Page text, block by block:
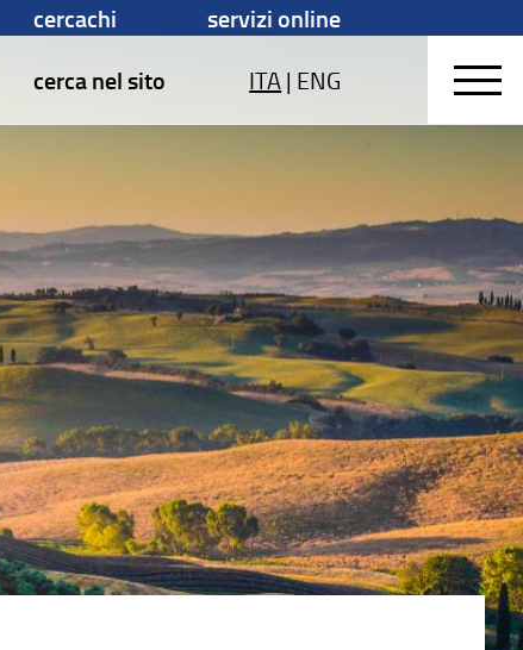
cercachi
servizi online
cerca nel sito
ITA| ENG